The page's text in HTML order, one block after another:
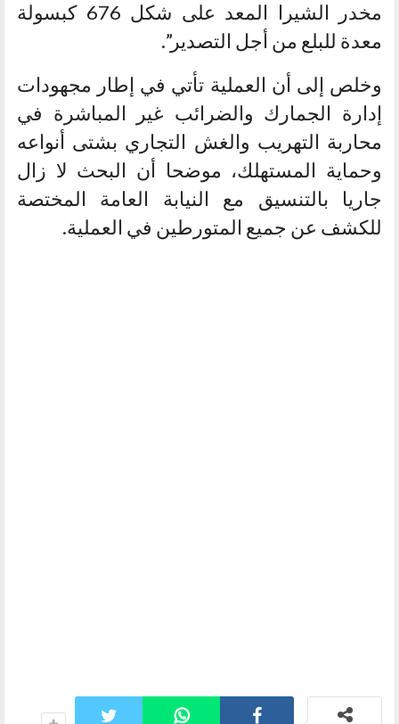
مخدر الشيرا المعد على شكل 676 كبسولة
معدة للبلع من أجل التصدير”.
وخلص إلى أن العملية تأتي في إطار مجهودات
إدارة الجمارك والضرائب غير المباشرة في
محاربة التهريب والغش التجاري بشتى أنواعه
وحماية المستهلك، موضحا أن البحث لا زال
جاريا بالتنسيق مع النيابة العامة المختصة
للكشف عن جميع المتورطين في العملية.